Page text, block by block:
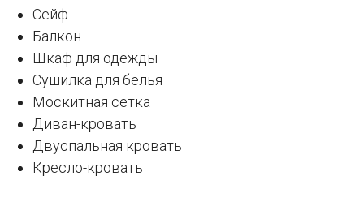
Сейф
Балкон
Шкаф для одежды
Сушилка для белья
Москитная сетка
Диван-кровать
Двуспальная кровать
Кресло-кровать